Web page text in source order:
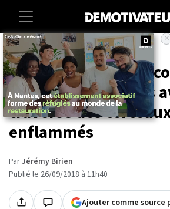
Accueil Societe Animaux
En Russie, un tigre
plein numéro après
traversé des
enflammés
ParJérémy Birien
Publié le 26/09/2018 à 11h40
Ajouter comme source
×